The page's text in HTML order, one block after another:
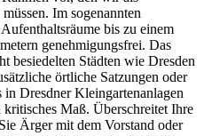
Im sogenannten
bis zu einem
genehmigungsfrei. Das
besiedelten Städten wie Dresden
örtliche Satzungen oder
in Dresdner Kleingartenanlagen
Maß. Überschreitet Ihre
Ärger mit dem Vorstand oder